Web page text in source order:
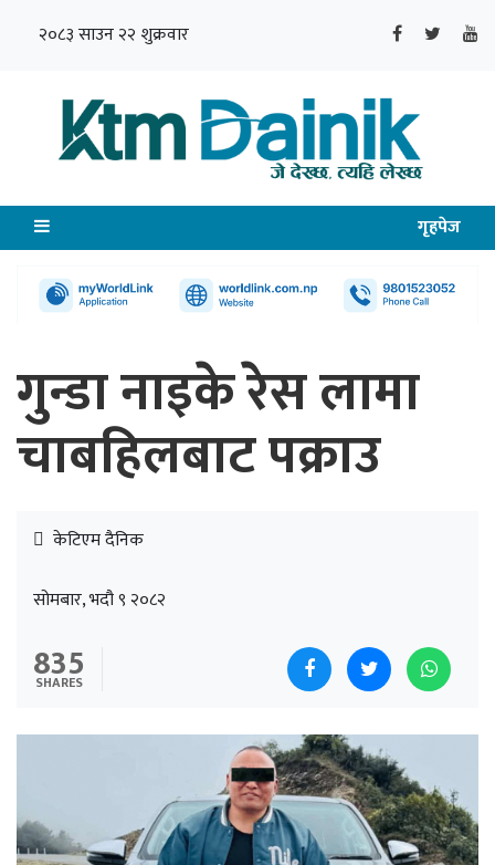
२०८३ साउन २२ शुक्रवार
गृहपेज
गुन्डा नाइके रेस लामा
चाबहिलबाट पक्राउ
केटिएम दैनिक
सोमबार, भदौ ९ २०८२
835
SHARES